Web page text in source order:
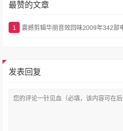
最赞的文章
1 震撼剪辑华丽音效回味2009年342部
发表回复